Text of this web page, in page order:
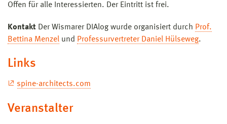
Offen für alle Interessierten. Der Eintritt ist frei.
Kontakt Der Wismarer DIAlog wurde organisiert durch Prof.
Bettina Menzel und Professurvertreter Daniel Hülseweg.
Links
spine-architects.com
Veranstalter